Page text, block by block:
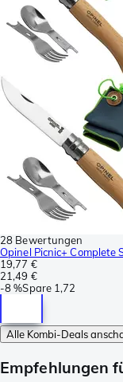
28 Bewertungen
Opinel Picnic+ Complete
19,77 €
21,49 €
-8 %Spare 1,72
Alle Kombi-Deals
Empfehlungen